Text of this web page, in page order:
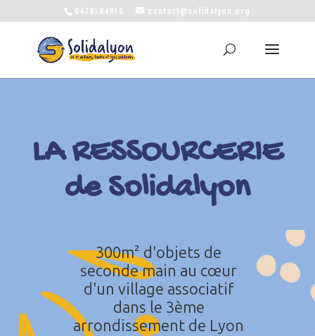
0478184915 contact@solidalyon.org
LA RESSOURCERIE
de Solidalyon
300m² d'objets de
seconde main au cœur
d'un village associatif
dans le 3ème
arrondissement de Lyon